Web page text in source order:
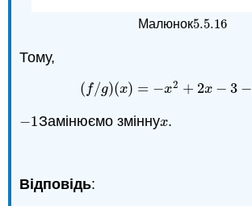
Малюнок5.5.16
5.5.16
Тому,
( f/g)(x) = −x2 + 2x − 3 −
( f/g)(x)=−x 2+2x −3 −4 3x − 1
−1
−1Замінюємо зміннуx
x.
Відповідь: